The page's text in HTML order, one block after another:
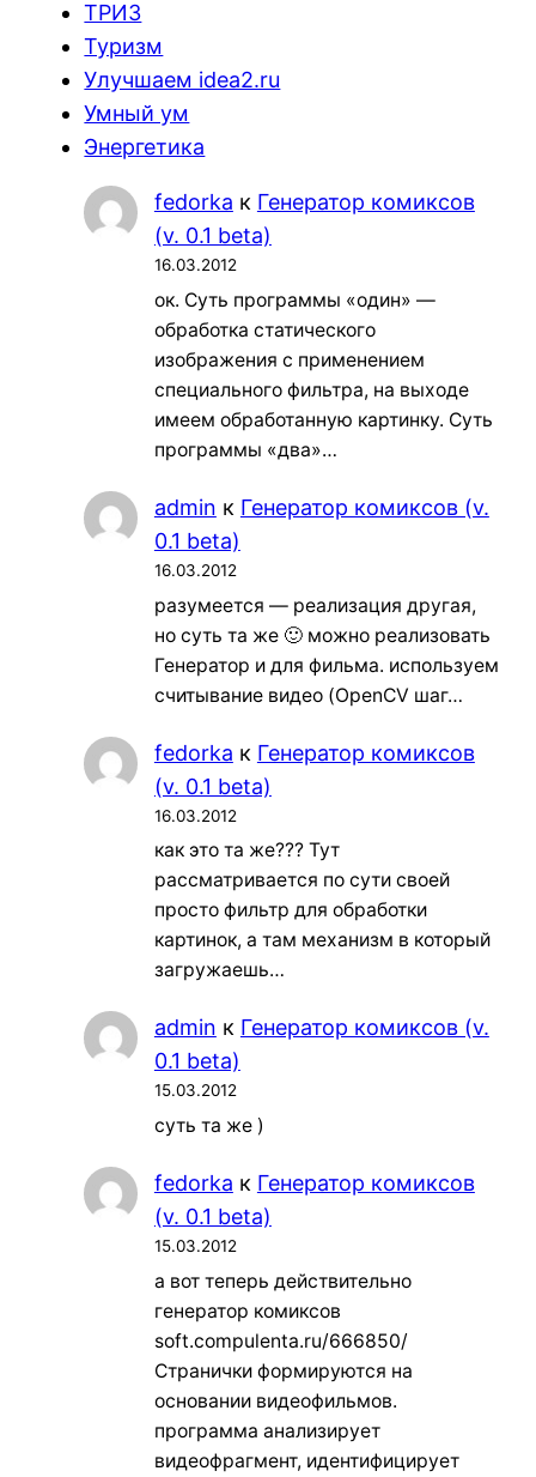
ТРИЗ
Туризм
Улучшаем idea2.ru
Умный ум
Энергетика
fedorka к Генератор комиксов
(v. 0.1 beta)
16.03.2012
ок. Суть программы «один» —
обработка статического
изображения с применением
специального фильтра, на выходе
имеем обработанную картинку. Суть
программы «два»…
admin к Генератор комиксов (v.
0.1 beta)
16.03.2012
разумеется — реализация другая,
но суть та же 🙂 можно реализовать
Генератор и для фильма. используем
считывание видео (OpenCV шаг…
fedorka к Генератор комиксов
(v. 0.1 beta)
16.03.2012
как это та же??? Тут
рассматривается по сути своей
просто фильтр для обработки
картинок, а там механизм в который
загружаешь…
admin к Генератор комиксов (v.
0.1 beta)
15.03.2012
суть та же )
fedorka к Генератор комиксов
(v. 0.1 beta)
15.03.2012
а вот теперь действительно
генератор комиксов
soft.compulenta.ru/666850/
Странички формируются на
основании видеофильмов.
программа анализирует
видеофрагмент, идентифицирует